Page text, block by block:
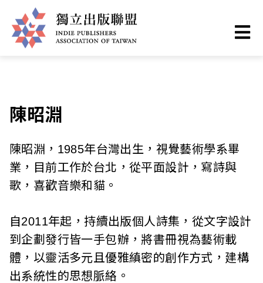
to
main
d
i
e
P
u
b
l
You
are
Home ❯ Members
陳昭淵
陳昭淵，1985年台灣出生，視覺藝術學系畢
業，目前工作於台北，從平面設計，寫詩與
歌，喜歡音樂和貓。
自2011年起，持續出版個人詩集，從文字設計
到企劃發行皆一手包辦，將書冊視為藝術載
體，以靈活多元且優雅縝密的創作方式，建構
出系統性的思想脈絡。